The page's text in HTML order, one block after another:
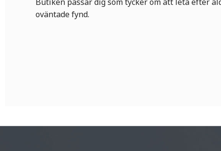
oväntade fynd.